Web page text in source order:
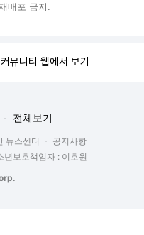
배포 금지.
뮤니티 웹에서 보기
전체보기
뉴스센터
공지사항
년보호책임자 : 이호원